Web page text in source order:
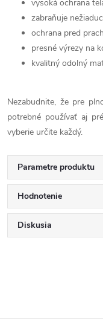
vysoká ochrana
zabraňuje
ochrana pred
presné výrezy na
kvalitný odolný
Nezabudnite, že pre
potrebné používať aj
vyberie určite každý.
Parametre produktu
Hodnotenie
Diskusia